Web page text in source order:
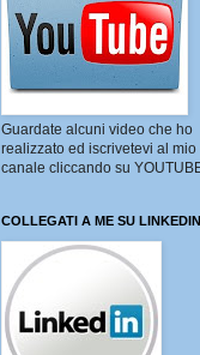
Guardate alcuni video che ho
realizzato ed iscrivetevi al mio
canale cliccando su
COLLEGATI A ME SU LINKEDIN